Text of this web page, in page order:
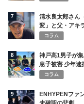
7
清水良太郎さん
変」と父・アキ
コラム
8
神戸高1男子が
息子被害 少年逮
コラム
9
ENHYPENファ